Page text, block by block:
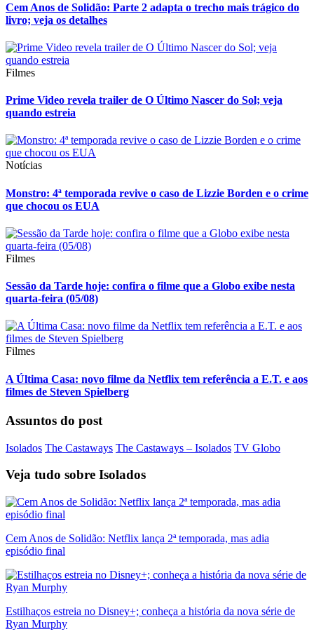
Cem Anos de Solidão: Parte 2 adapta o trecho mais trágico do
livro; veja os detalhes
Filmes
Prime Video revela trailer de O Último Nascer do Sol; veja
quando estreia
Notícias
Monstro: 4ª temporada revive o caso de Lizzie Borden e o crime
que chocou os EUA
Filmes
Sessão da Tarde hoje: confira o filme que a Globo exibe nesta
quarta-feira (05/08)
Filmes
A Última Casa: novo filme da Netflix tem referência a E.T. e aos
filmes de Steven Spielberg
Assuntos do post
Isolados The Castaways The Castaways – Isolados TV Globo
Veja tudo sobre Isolados
Cem Anos de Solidão: Netflix lança 2ª temporada, mas adia
episódio final
Estilhaços estreia no Disney+; conheça a história da nova série de
Ryan Murphy